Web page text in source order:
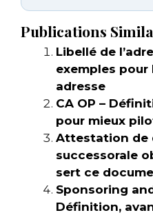
Publications
Libellé de
exemples pour
adresse
CA OP –
pour mieux
Attestation de
successorale
sert ce
Sponsoring
Définition,